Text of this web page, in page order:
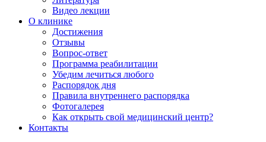
Видео лекции
О клинике
Достижения
Отзывы
Вопрос-ответ
Программа реабилитации
Убедим лечиться любого
Распорядок дня
Правила внутреннего распорядка
Фотогалерея
Как открыть свой медицинский центр?
Контакты